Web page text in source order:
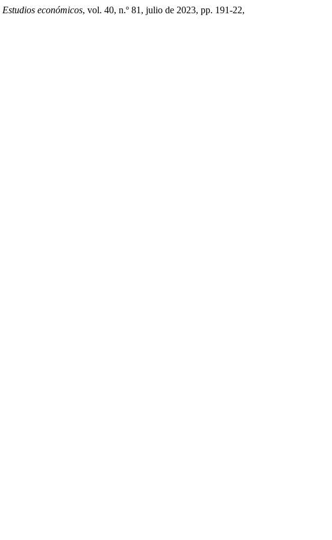
Estudios económicos, vol. 40, n.º 81, julio de 2023, pp. 191-22,